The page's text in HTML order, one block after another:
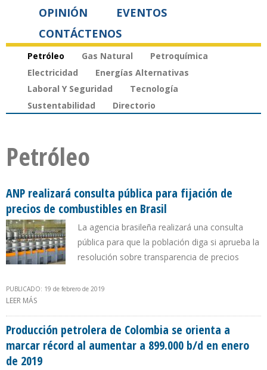
OPINIÓN
EVENTOS
CONTÁCTENOS
Petróleo Gas Natural
Petroquímica
Electricidad
Energías Alternativas
Laboral Y Seguridad
Tecnología
Sustentabilidad
Directorio
Petróleo
ANP realizará consulta pública para fijación de
precios de combustibles en Brasil
La agencia brasileña realizará una consulta
pública para que la población diga si aprueba la
resolución sobre transparencia de precios
PUBLICADO: 19 de febrero de 2019
LEER MÁS
Producción petrolera de Colombia se orienta a
marcar récord al aumentar a 899.000 b/d en enero
de 2019